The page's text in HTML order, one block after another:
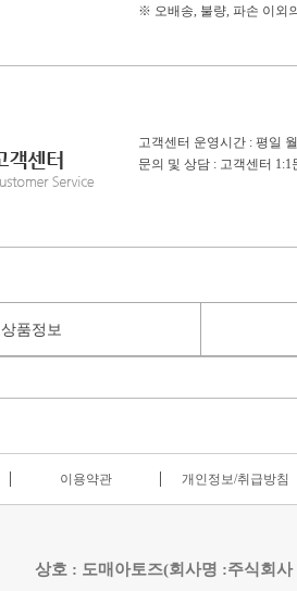
※ 오배송, 불량, 파손 이외
고객센터 운영시간 : 평일
문의 및 상담 : 고객센터
상품정보
이용약관 개인정보/취급방침
상호 : 도매아토즈(회사명 :주식회사